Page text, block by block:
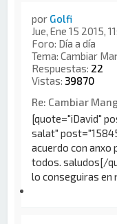
por Golfi
Jue, Ene 15 2015,
Foro: Día a día
Tema:Cambiar
Respuestas: 22
Vistas: 39870
Re: Cambiar
[quote="iDavid"
salat"
acuerdo con anxo
todos. saludos[/
lo conseguiras en